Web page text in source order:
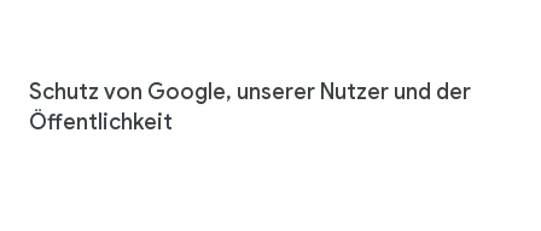
Schutz von Google, unserer Nutzer und der
Öffentlichkeit